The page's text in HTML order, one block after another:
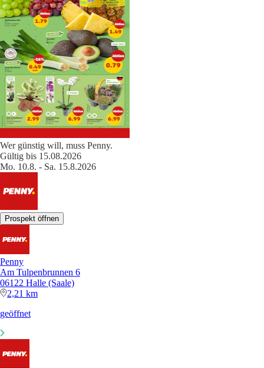
Wer günstig will, muss Penny.
Gültig bis 15.08.2026
Mo. 10.8. - Sa. 15.8.2026
Prospekt öffnen
Penny
Am Tulpenbrunnen 6
06122 Halle (Saale)
2,21 km
geöffnet